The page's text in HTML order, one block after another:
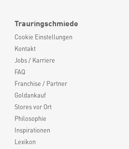
Trauringschmiede
Cookie Einstellungen
Kontakt
Jobs / Karriere
FAQ
Franchise / Partner
Goldankauf
Stores vor Ort
Philosophie
Inspirationen
Lexikon